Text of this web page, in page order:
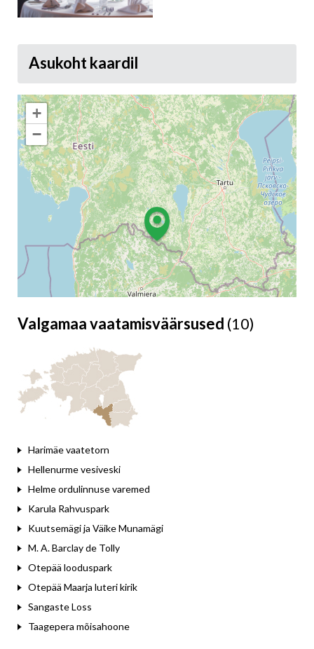
Asukoht kaardil
+
−
Valgamaa vaatamisväärsused (10)
Harimäe vaatetorn
Hellenurme vesiveski
Helme ordulinnuse varemed
Karula Rahvuspark
Kuutsemägi ja Väike Munamägi
M. A. Barclay de Tolly
Otepää looduspark
Otepää Maarja luteri kirik
Sangaste Loss
Taagepera mõisahoone